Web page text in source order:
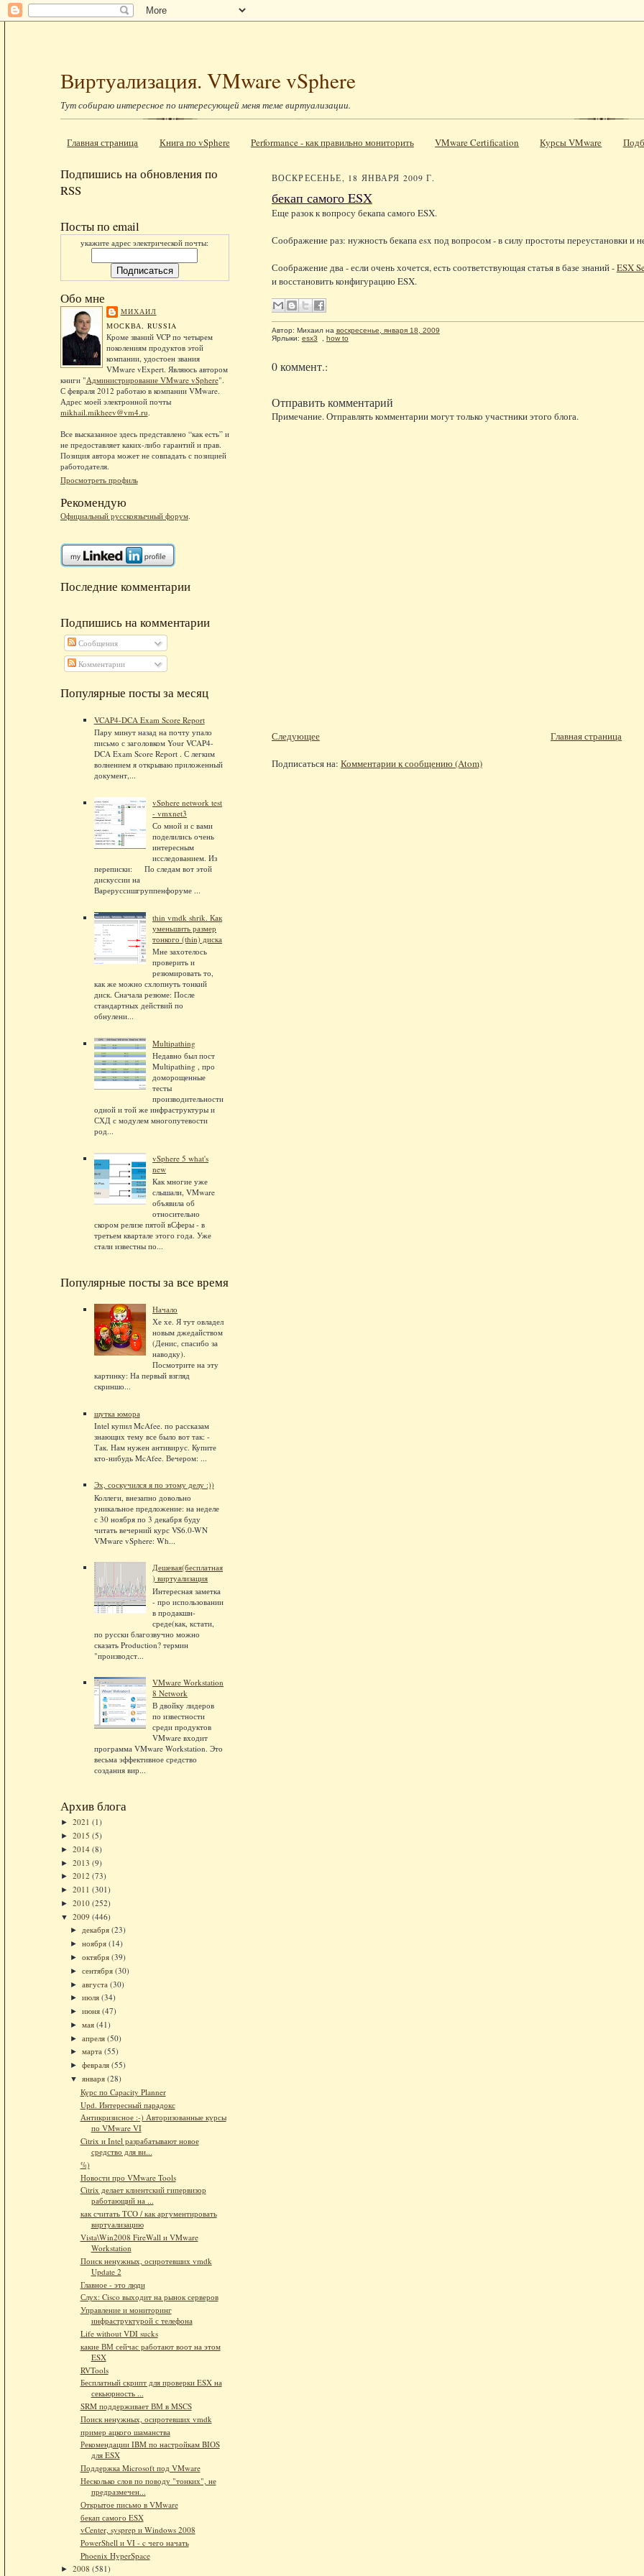
Виртуализация. VMware vSphere
Тут собираю интересное по интересующей меня теме виртуализации.
Главная страница Книга по vSphere Performance - как правильно мониторить VMware Certification Курсы VMware
Подпишись на обновления по
RSS
Посты по email
укажите адрес электрической почты:
Обо мне
МИХАИЛ
МОСКВА, RUSSIA
Кроме званий VCP по четырем
поколениям продуктов этой
компании, удостоен звания
VMware vExpert. Являюсь автором
книги "Администрирование VMware vSphere".
С февраля 2012 работаю в компании VMware.
Адрес моей электронной почты
mikhail.mikheev@vm4.ru.
Все высказанное здесь представлено “как есть” и
не предоставляет каких-либо гарантий и прав.
Позиция автора может не совпадать с позицией
работодателя.
Просмотреть профиль
Рекомендую
Официальный русскоязычный форум.
Последние комментарии
Подпишись на комментарии
Сообщения
Комментарии
Популярные посты за месяц
VCAP4-DCA Exam Score Report
Пару минут назад на почту упало
письмо с заголовком Your VCAP4-
DCA Exam Score Report . С легким
волнением я открываю приложенный
документ,...
vSphere network test
- vmxnet3
Со мной и с вами
поделились очень
интересным
исследованием. Из
переписки: По следам вот этой
дискуссии на
Вареруссишгруппенфоруме ...
thin vmdk shrik. Как
уменьшить размер
тонкого (thin) диска
Мне захотелось
проверить и
резюмировать то,
как же можно схлопнуть тонкий
диск. Сначала резюме: После
стандартных действий по
обнулени...
Multipathing
Недавно был пост
Multipathing , про
доморощенные
тесты
производительности
одной и той же инфраструктуры и
СХД с модулем многопутевости
род...
vSphere 5 what's
new
Как многие уже
слышали, VMware
объявила об
относительно
скором релизе пятой вСферы - в
третьем квартале этого года. Уже
стали известны по...
Популярные посты за все время
Начало
Хе хе. Я тут овладел
новым джедайством
(Денис, спасибо за
наводку).
Посмотрите на эту
картинку: На первый взгляд
скриншо...
шутка юмора
Intel купил McAfee. по рассказам
знающих тему все было вот так: -
Так. Нам нужен антивирус. Купите
кто-нибудь McAfee. Вечером: ...
Эх, соскучился я по этому делу :))
Коллеги, внезапно довольно
уникальное предложение: на неделе
с 30 ноября по 3 декабря буду
читать вечерний курс VS6.0-WN
VMware vSphere: Wh...
Дешевая(бесплатная
) виртуализация
Интересная заметка
- про использовании
в продакшн-
среде(как, кстати,
по русски благозвучно можно
сказать Production? термин
"производст...
VMware Workstation
8 Network
В двойку лидеров
по известности
среди продуктов
VMware входит
программа VMware Workstation. Это
весьма эффективное средство
создания вир...
Архив блога
► 2021 (1)
► 2015 (5)
► 2014 (8)
► 2013 (9)
► 2012 (73)
► 2011 (301)
► 2010 (252)
▼ 2009 (446)
► декабря (23)
► ноября (14)
► октября (39)
► сентября (30)
► августа (30)
► июля (34)
► июня (47)
► мая (41)
► апреля (50)
► марта (55)
► февраля (55)
▼ января (28)
Курс по Capacity Planner
Upd. Интересный парадокс
Антикризисное :-) Авторизованные курсы
по VMware VI
Citrix и Intel разрабатывают новое
средство для ви...
%)
Новости про VMware Tools
Citrix делает клиентский гипервизор
работающий на ...
как считать TCO / как аргументировать
виртуализацию
Vista\Win2008 FireWall и VMware
Workstation
Поиск ненужных, осиротевших vmdk
Update 2
Главное - это люди
Слух: Cisco выходит на рынок серверов
Управление и мониторинг
инфраструктурой с телефона
Life without VDI sucks
какие ВМ сейчас работают воот на этом
ESX
RVTools
Бесплатный скрипт для проверки ESX на
секьюрность ...
SRM поддерживает ВМ в MSCS
Поиск ненужных, осиротевших vmdk
пример ацкого шаманства
Рекомендации IBM по настройкам BIOS
для ESX
Поддержка Microsoft под VMware
Несколько слов по поводу "тонких", не
предразмечен...
Открытое письмо в VMware
бекап самого ESX
vCenter, sysprep и Windows 2008
PowerShell и VI - c чего начать
Phoenix HyperSpace
► 2008 (581)
ВОСКРЕСЕНЬЕ, 18 ЯНВАРЯ 2009 Г.
бекап самого ESX
Еще разок к вопросу бекапа самого ESX.
Соображение раз: нужность бекапа esx под вопросом - в силу простоты переустановки и
Соображение два - если очень хочется, есть соответствующая статья в базе знаний -ESX
и восстановить конфигурацию ESX.
Автор: Михаил на воскресенье, января 18, 2009
Ярлыки: esx3 how to
0 коммент.:
Отправить комментарий
Примечание. Отправлять комментарии могут только участники этого блога.
Следующее Главная страница
Подписаться на: Комментарии к сообщению (Atom)